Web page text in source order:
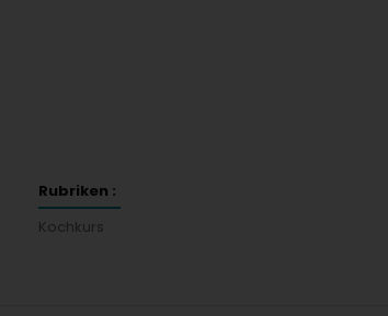
Rubriken :
Kochkurs